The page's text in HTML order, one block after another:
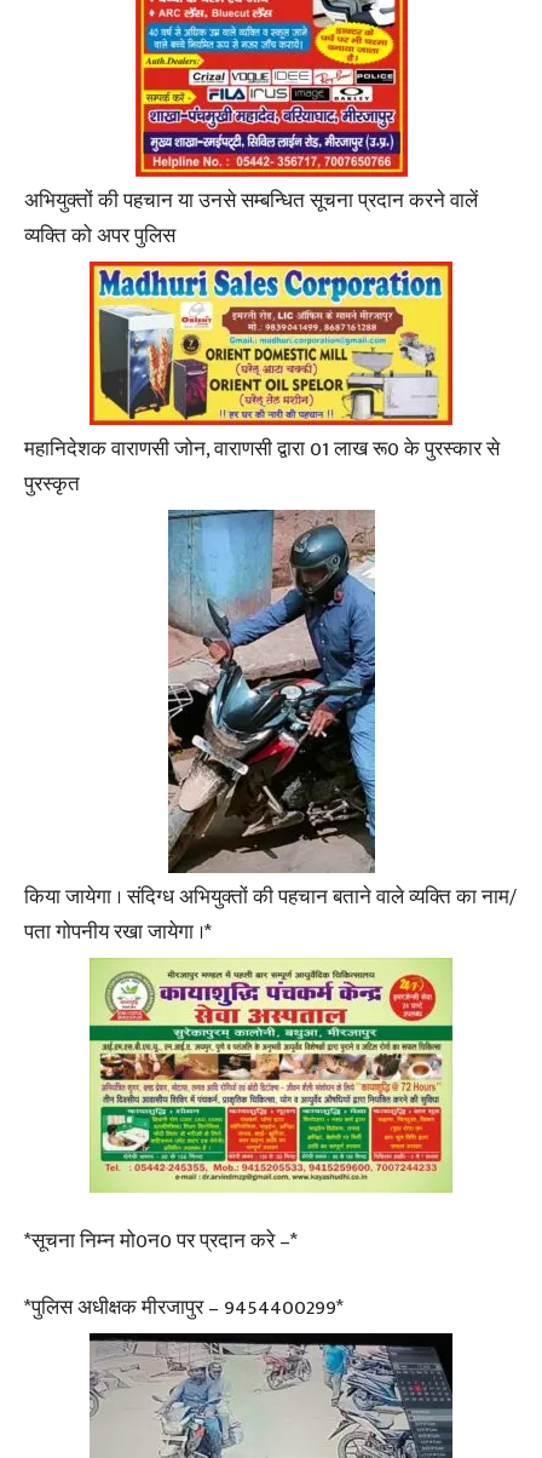
अभियुक्तों की पहचान या उनसे सम्बन्धित सूचना प्रदान करने वालें
व्यक्ति को अपर पुलिस
महानिदेशक वाराणसी जोन, वाराणसी द्वारा 01 लाख रू0 के पुरस्कार से
पुरस्कृत
किया जायेगा । संदिग्ध अभियुक्तों की पहचान बताने वाले व्यक्ति का नाम/
पता गोपनीय रखा जायेगा ।*
*सूचना निम्न मो0न0 पर प्रदान करे –*
*पुलिस अधीक्षक मीरजापुर – 9454400299*